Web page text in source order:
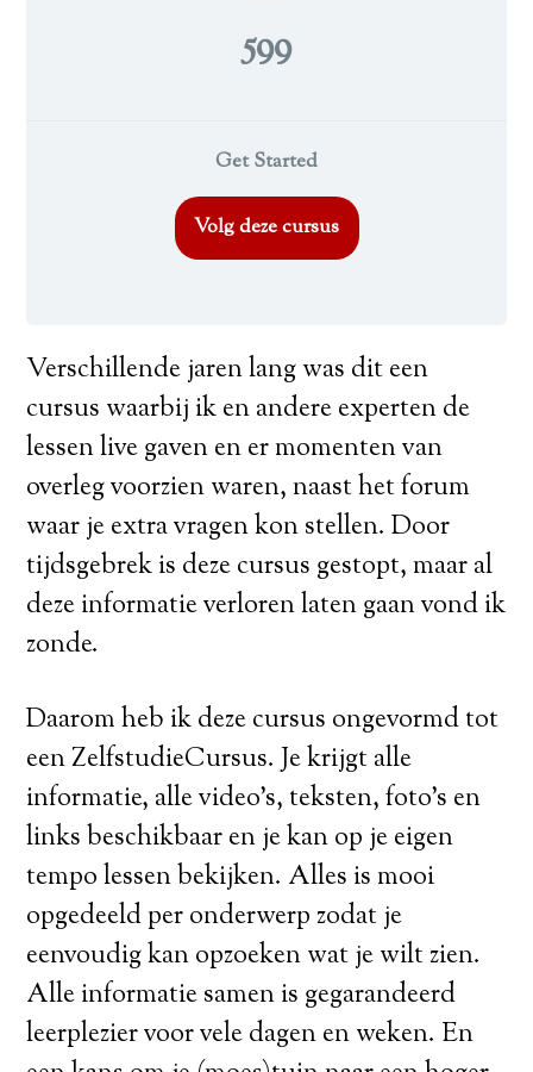
599
Get Started
Volg deze cursus
Verschillende jaren lang was dit een
cursus waarbij ik en andere experten de
lessen live gaven en er momenten van
overleg voorzien waren, naast het forum
waar je extra vragen kon stellen. Door
tijdsgebrek is deze cursus gestopt, maar al
deze informatie verloren laten gaan vond ik
zonde.
Daarom heb ik deze cursus ongevormd tot
een ZelfstudieCursus. Je krijgt alle
informatie, alle video’s, teksten, foto’s en
links beschikbaar en je kan op je eigen
tempo lessen bekijken. Alles is mooi
opgedeeld per onderwerp zodat je
eenvoudig kan opzoeken wat je wilt zien.
Alle informatie samen is gegarandeerd
leerplezier voor vele dagen en weken. En